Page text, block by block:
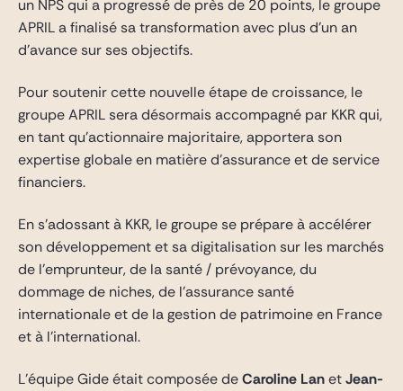
un NPS qui a progressé de près de 20 points, le groupe
APRIL a finalisé sa transformation avec plus d’un an
d’avance sur ses objectifs.
Pour soutenir cette nouvelle étape de croissance, le
groupe APRIL sera désormais accompagné par KKR qui,
en tant qu’actionnaire majoritaire, apportera son
expertise globale en matière d’assurance et de service
financiers.
En s’adossant à KKR, le groupe se prépare à accélérer
son développement et sa digitalisation sur les marchés
de l’emprunteur, de la santé / prévoyance, du
dommage de niches, de l’assurance santé
internationale et de la gestion de patrimoine en France
et à l’international.
L’équipe Gide était composée deCaroline LanetJean-